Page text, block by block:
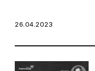
POSTED ON:
26.04.2023